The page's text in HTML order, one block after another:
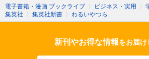
電子書籍・漫画 ブックライブ 〉 ビジネス・実用 〉
集英社 〉 集英社新書 〉 わるいやつら
新刊やお得な情報をお届け